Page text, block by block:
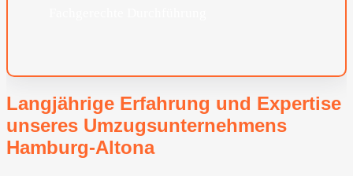
Langjährige Erfahrung und Expertise
unseres Umzugsunternehmens
Hamburg-Altona